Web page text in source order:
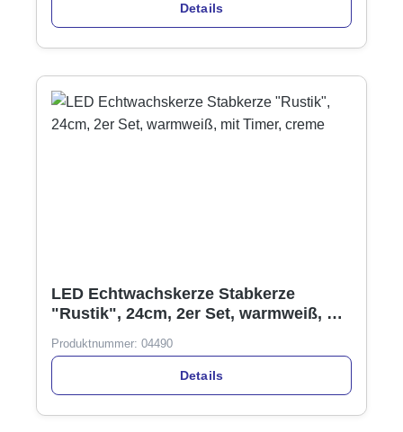
Details
LED Echtwachskerze Stabkerze
"Rustik", 24cm, 2er Set, warmweiß, mit
Produktnummer: 04490
Details